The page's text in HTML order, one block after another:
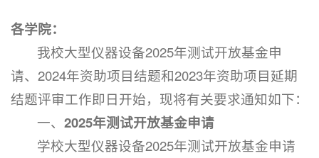
各学院：
我校大型仪器设备2025年测试开放基金申
请、2024年资助项目结题和2023年资助项目延期
结题评审工作即日开始，现将有关要求通知如下：
一、2025年测试开放基金申请
学校大型仪器设备2025年测试开放基金申请